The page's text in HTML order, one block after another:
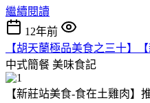
繼續閱讀
12年前
【胡天蘭極品美食之三十】
中式簡餐 美味食記
【新莊站美食-食在土雞肉